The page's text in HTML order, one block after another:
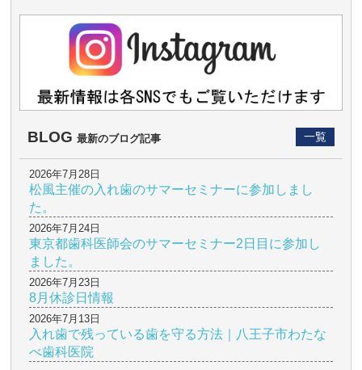
BLOG 最新のブログ記事 一覧
2026年7月28日
松風主催の入れ歯のサマーセミナーに参加しまし
た。
2026年7月24日
東京都歯科医師会のサマーセミナー2日目に参加し
ました。
2026年7月23日
8月休診日情報
2026年7月13日
入れ歯で残っている歯を守る方法｜八王子市わたな
べ歯科医院